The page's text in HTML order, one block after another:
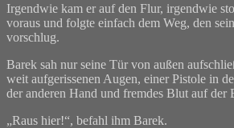
Irgendwie kam er auf den Flur, irgendwie
voraus und folgte einfach dem Weg, den
vorschlug.
Barek sah nur seine Tür von außen
weit aufgerissenen Augen, einer Pistole in
der anderen Hand und fremdes Blut auf der
„Raus hier!“, befahl ihm Barek.